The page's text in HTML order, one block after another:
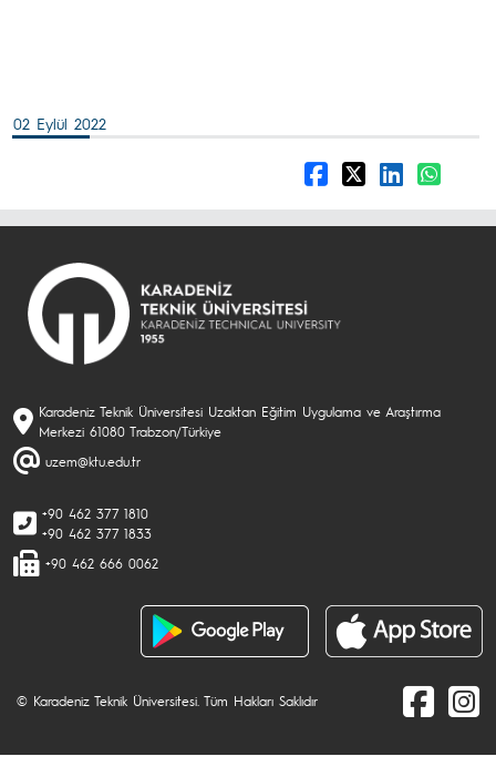
02 Eylül 2022
Karadeniz Teknik Üniversitesi Uzaktan Eğitim Uygulama ve Araştırma
Merkezi 61080 Trabzon/Türkiye
uzem@ktu.edu.tr
+90 462 377 1810
+90 462 377 1833
+90 462 666 0062
© Karadeniz Teknik Üniversitesi. Tüm Hakları Saklıdır